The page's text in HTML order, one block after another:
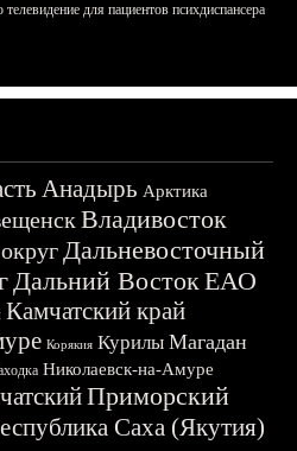
для пациентов психдиспансера
Анадырь Арктика
Владивосток
Дальневосточный
Дальний ВостокЕАО
Камчатский край
Корякия Курилы Магадан
Николаевск-на-Амуре
Приморский
Саха (Якутия)